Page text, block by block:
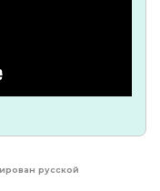
русской